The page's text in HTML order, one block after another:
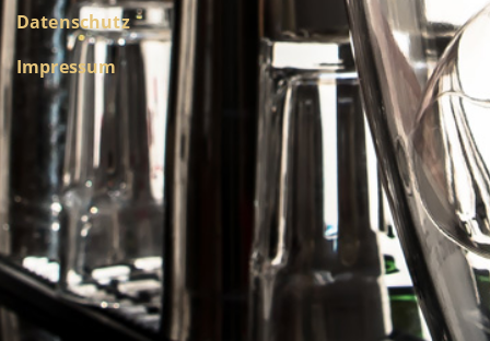
Datenschutz
Impressum